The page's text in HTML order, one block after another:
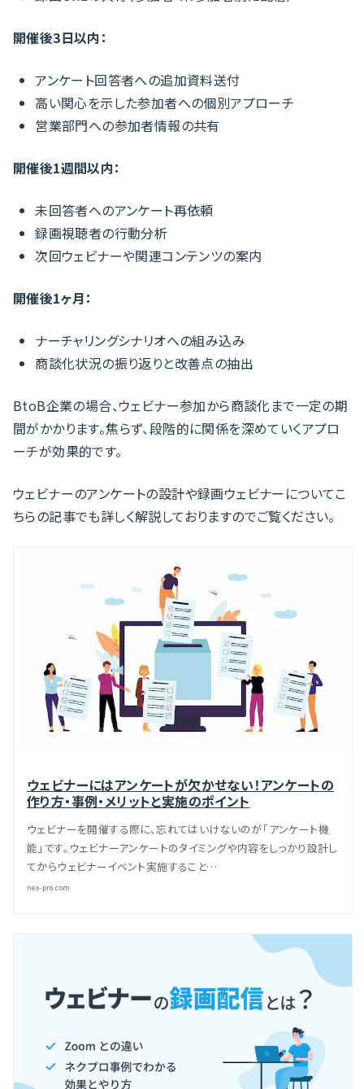
開催後3日以内：
アンケート回答者への追加資料送付
高い関心を示した参加者への個別アプローチ
営業部門への参加者情報の共有
開催後1週間以内：
未回答者へのアンケート再依頼
録画視聴者の行動分析
次回ウェビナーや関連コンテンツの案内
開催後1ヶ月：
ナーチャリングシナリオへの組み込み
商談化状況の振り返りと改善点の抽出
BtoB企業の場合、ウェビナー参加から商談化まで一定の期
間がかかります。焦らず、段階的に関係を深めていくアプロ
ーチが効果的です。
ウェビナーのアンケートの設計や録画ウェビナーについてこ
ちらの記事でも詳しく解説しておりますのでご覧ください。
ウェビナーにはアンケートが欠かせない！アンケートの
作り方・事例・メリットと実施のポイント
ウェビナーを開催する際に、忘れてはいけないのが「アンケート機
能」です。ウェビナーアンケートのタイミングや内容をしっかり設計し
てからウェビナーイベント実施すること…
nex-pro.com